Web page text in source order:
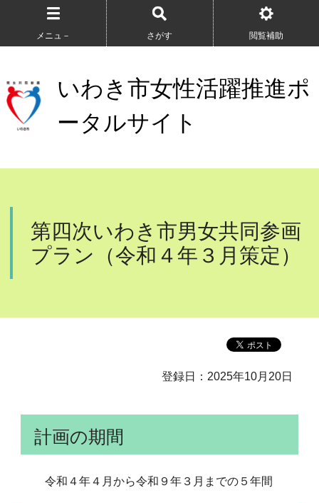
メニュ－ さがす 閲覧補助
いわき市女性活躍推進ポ
ータルサイト
第四次いわき市男女共同参画
プラン（令和４年３月策定）
登録日：2025年10月20日
計画の期間
令和４年４月から令和９年３月までの５年間